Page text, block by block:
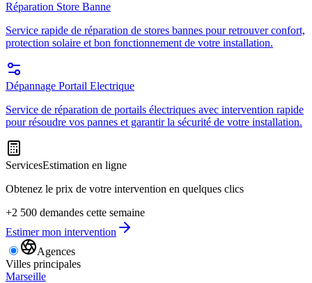
Réparation Store Banne
Service rapide de réparation de stores bannes pour retrouver confort,
protection solaire et bon fonctionnement de votre installation.
Dépannage Portail Electrique
Service de réparation de portails électriques avec intervention rapide
pour résoudre vos pannes et garantir la sécurité de votre installation.
ServicesEstimation en ligne
Obtenez le prix de votre intervention en quelques clics
+2 500 demandes cette semaine
Estimer mon intervention
Agences
Villes principales
Marseille